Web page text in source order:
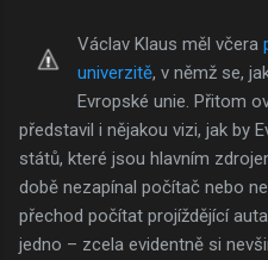
Václav Klaus měl včera
univerzitě, v němž se,
Evropské unie. Přitom
představil i nějakou vizi, jak by
států, které jsou hlavním
době nezapínal počítač nebo
přechod počítat projíždějící
jedno – zcela evidentně si